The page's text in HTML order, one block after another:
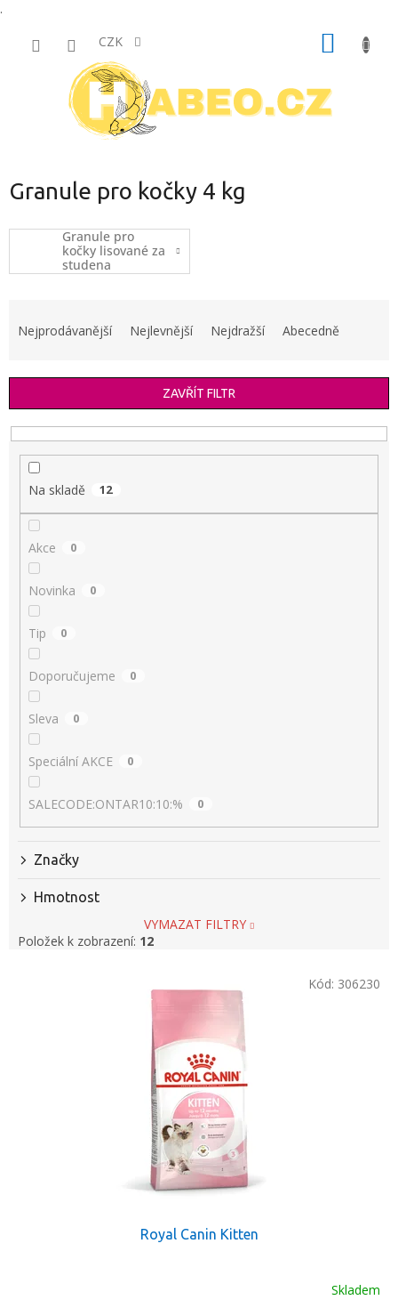
.
CZK
Granule pro kočky 4 kg
Granule pro
kočky lisované za
studena
í
p
r
Nejprodávanější Nejlevnější Nejdražší Abecedně
ZAVŘÍT FILTR
Na skladě 12
Akce 0
Novinka 0
Tip 0
Doporučujeme 0
Sleva 0
Speciální AKCE 0
SALECODE:ONTAR10:10:% 0
Značky
Hmotnost
VYMAZAT FILTRY
Položek k zobrazení: 12
Royal Canin Kitten
Skladem
Kód: 306230